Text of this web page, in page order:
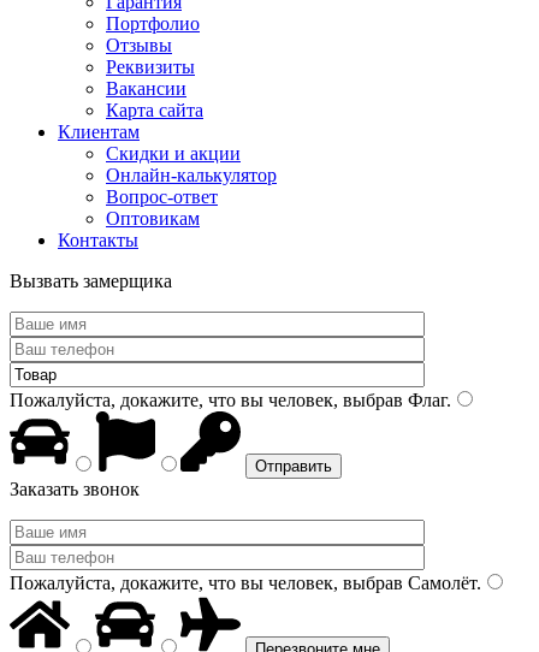
Портфолио
Отзывы
Реквизиты
Вакансии
Карта сайта
Клиентам
Скидки и акции
Онлайн-калькулятор
Вопрос-ответ
Оптовикам
Контакты
Вызвать замерщика
Пожалуйста, докажите, что вы человек, выбрав Флаг.
Заказать звонок
Пожалуйста, докажите, что вы человек, выбрав Самолёт.